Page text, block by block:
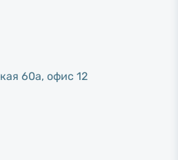
60а, офис 12